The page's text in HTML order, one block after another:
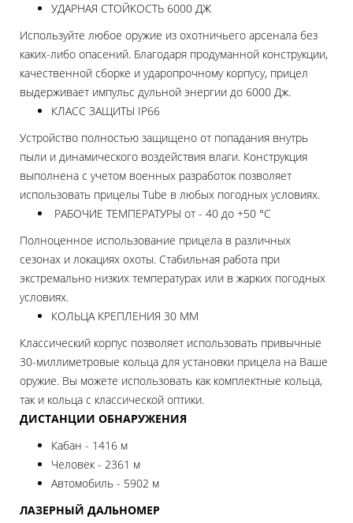
УДАРНАЯ СТОЙКОСТЬ 6000 ДЖ
Используйте любое оружие из охотничьего арсенала без
каких-либо опасений. Благодаря продуманной конструкции,
качественной сборке и ударопрочному корпусу, прицел
выдерживает импульс дульной энергии до 6000 Дж.
КЛАСС ЗАЩИТЫ IP66
Устройство полностью защищено от попадания внутрь
пыли и динамического воздействия влаги. Конструкция
выполнена с учетом военных разработок позволяет
использовать прицелы Tube в любых погодных условиях.
РАБОЧИЕ ТЕМПЕРАТУРЫ от - 40 до +50 °C
Полноценное использование прицела в различных
сезонах и локациях охоты. Стабильная работа при
экстремально низких температурах или в жарких погодных
условиях.
КОЛЬЦА КРЕПЛЕНИЯ 30 ММ
Классический корпус позволяет использовать привычные
30-миллиметровые кольца для установки прицела на Ваше
оружие. Вы можете использовать как комплектные кольца,
так и кольца с классической оптики.
ДИСТАНЦИИ ОБНАРУЖЕНИЯ
Кабан - 1416 м
Человек - 2361 м
Автомобиль - 5902 м
ЛАЗЕРНЫЙ ДАЛЬНОМЕР